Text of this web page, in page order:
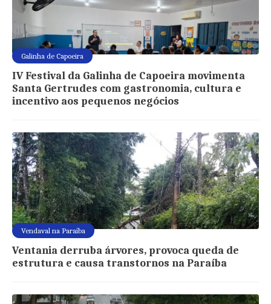
Galinha de Capoeira
IV Festival da Galinha de Capoeira movimenta
Santa Gertrudes com gastronomia, cultura e
incentivo aos pequenos negócios
Vendaval na Paraíba
Ventania derruba árvores, provoca queda de
estrutura e causa transtornos na Paraíba